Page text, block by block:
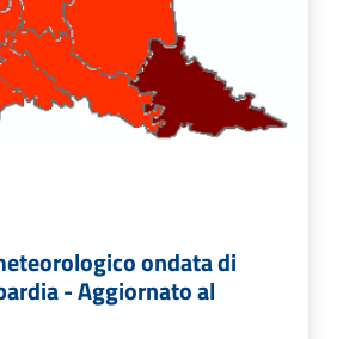
ondata di
- Aggiornato al